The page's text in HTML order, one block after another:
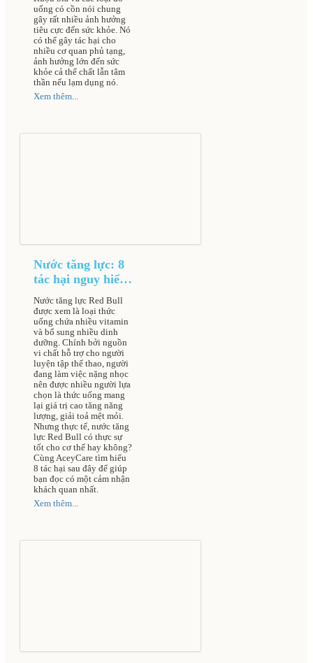
uống có cồn nói chung
gây rất nhiều ảnh hưởng
tiêu cực đến sức khỏe. Nó
có thể gây tác hại cho
nhiều cơ quan phủ tạng,
ảnh hưởng lớn đến sức
khỏe cả thể chất lẫn tâm
thần nếu lạm dụng nó.
Xem thêm...
Nước tăng lực: 8
tác hại nguy hiểm
gây nguy cơ đột
quỵ dẫn đến tử
vong cao
Nước tăng lực Red Bull
được xem là loại thức
uống chứa nhiều vitamin
và bổ sung nhiều dinh
dưỡng. Chính bởi nguồn
vi chất hỗ trợ cho người
luyện tập thể thao, người
đang làm việc nặng nhọc
nên được nhiều người lựa
chọn là thức uống mang
lại giá trị cao tăng năng
lượng, giải toả mệt mỏi.
Nhưng thực tế, nước tăng
lực Red Bull có thực sự
tốt cho cơ thể hay không?
Cùng AceyCare tìm hiểu
8 tác hại sau đây để giúp
bạn đọc có một cảm nhận
khách quan nhất.
Xem thêm...